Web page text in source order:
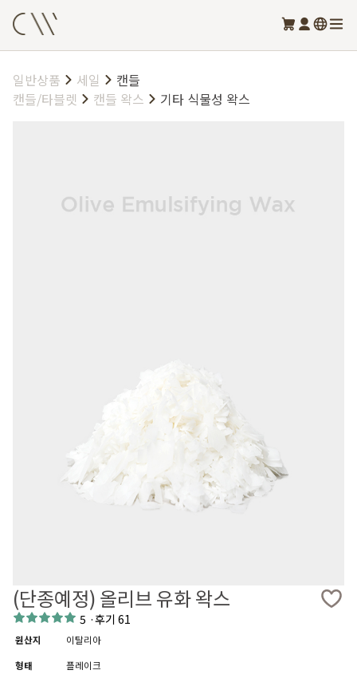
일반상품 세일
캔들
캔들/타블렛
캔들 왁스 기타 식물성 왁스
(단종예정) 올리브 유화 왁스
5 ·후기 61
원산지
이탈리아
형태
플레이크